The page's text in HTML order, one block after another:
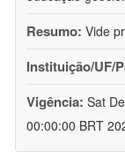
Resumo: Vide
Instituição/UF/
Vigência: Sat
00:00:00 BRT